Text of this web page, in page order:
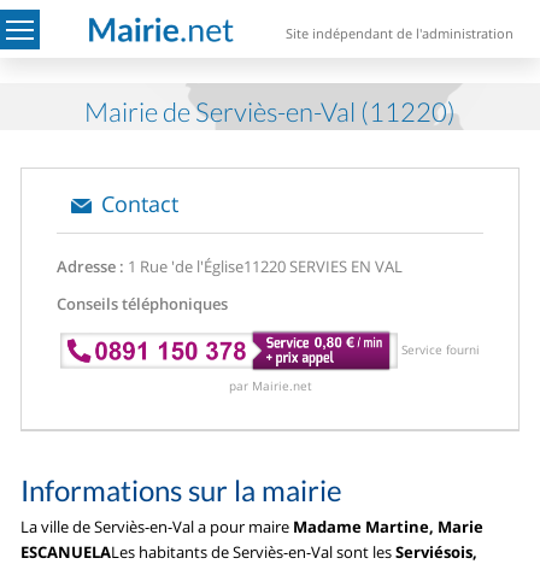
Site indépendant de l'administration
Mairie de Serviès-en-Val (11220)
Contact
Adresse : 1 Rue 'de l'Église11220 SERVIES EN VAL
Conseils téléphoniques
Service fourni
par Mairie.net
Informations sur la mairie
La ville de Serviès-en-Val a pour maire Madame Martine, Marie
ESCANUELALes habitants de Serviès-en-Val sont lesServiésois,